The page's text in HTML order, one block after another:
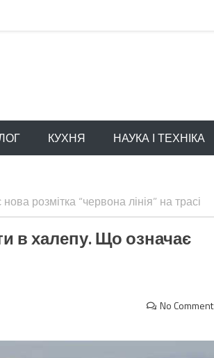
КУХНЯ НАУКА І ТЕХНІКА
розмітка “червона лінія” на трасі
в халепу. Що означає
No